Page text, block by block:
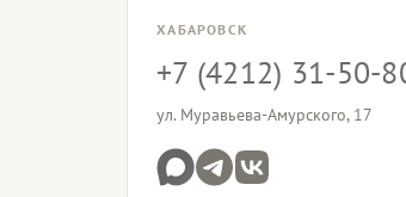
ХАБАРОВСК
+7 (4212) 31-50-
ул. Муравьева-Амурского, 17